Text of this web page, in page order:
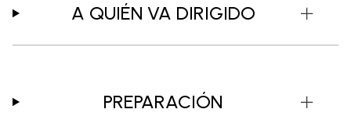
A QUIÉN VA DIRIGIDO
PREPARACIÓN